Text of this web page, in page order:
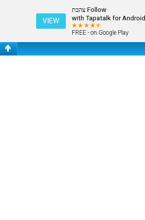
Follow צהבת
with Tapatalk for Android
FREE - on Google Play
VIEW